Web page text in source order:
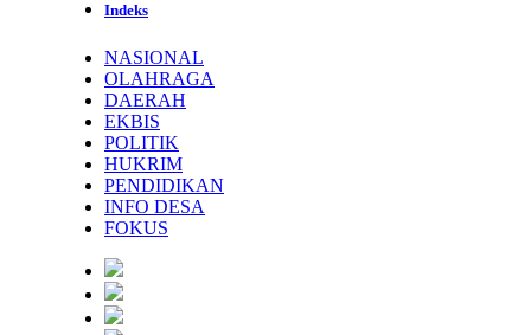
Indeks
NASIONAL
OLAHRAGA
DAERAH
EKBIS
POLITIK
HUKRIM
PENDIDIKAN
INFO DESA
FOKUS